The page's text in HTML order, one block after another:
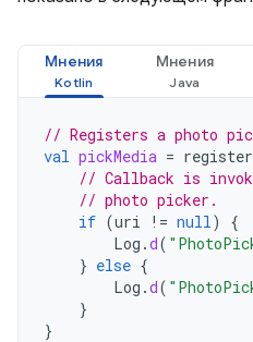
Мнения Мнения
// Registers a photo
val pickMedia =
// Callback is
// photo picker.
if (uri != null)
{
Log .d(
} else {
Log .d(
}
}